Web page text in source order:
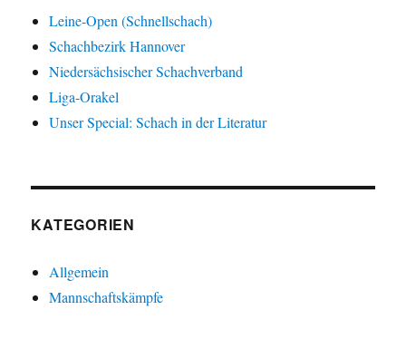
Leine-Open (Schnellschach)
Schachbezirk Hannover
Niedersächsischer Schachverband
Liga-Orakel
Unser Special: Schach in der Literatur
KATEGORIEN
Allgemein
Mannschaftskämpfe